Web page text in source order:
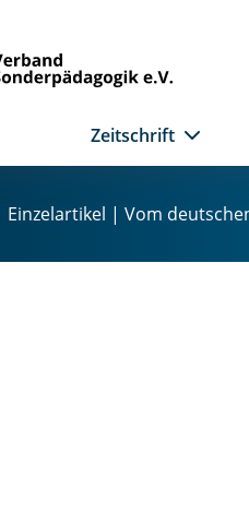
Zeitschrift
Einzelartikel | Vom